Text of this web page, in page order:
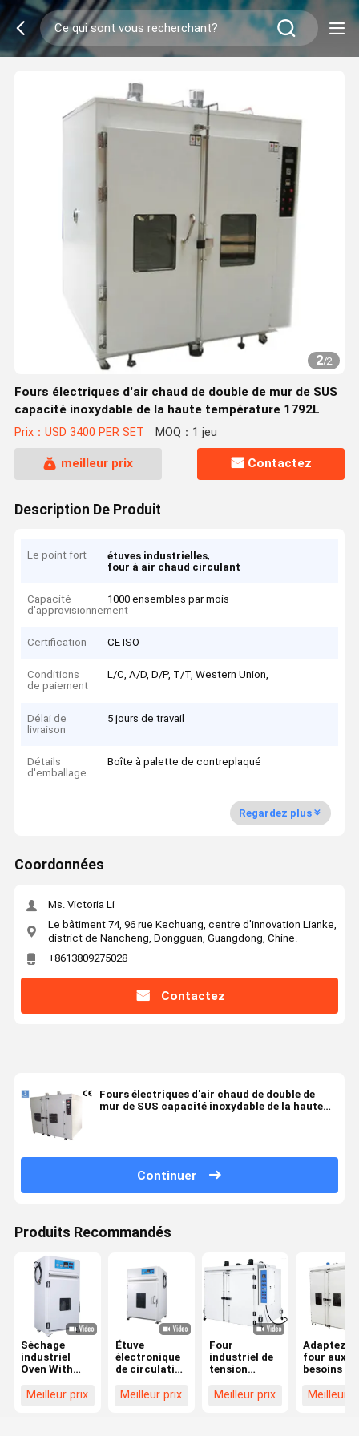
2/2
Fours électriques d'air chaud de double de mur de SUS
capacité inoxydable de la haute température 1792L
Prix：USD 3400 PER SET MOQ：1 jeu
meilleur prix Contactez
Description De Produit
Le point fort étuves industrielles,
four à air chaud circulant
Capacité
d'approvisionnement
1000 ensembles par mois
Certification CE ISO
Conditions
de paiement
L/C, A/D, D/P, T/T, Western Union,
Délai de
livraison
5 jours de travail
Détails
d'emballage
Boîte à palette de contreplaqué
Regardez plus
Coordonnées
Ms. Victoria Li
Le bâtiment 74, 96 rue Kechuang, centre d'innovation Lianke,
district de Nancheng, Dongguan, Guangdong, Chine.
+8613809275028
Contactez
Fours électriques d'air chaud de double de
mur de SUS capacité inoxydable de la haute
Continuer
Produits Recommandés
Séchage
industriel
Oven With
±0.3
Meilleur prix
Étuve
électronique
de circulation
laboratoire
Meilleur prix
Four
industriel de
tension
de machine
Meilleur prix
Adaptez le
four aux
besoins du
climatique
Meilleur